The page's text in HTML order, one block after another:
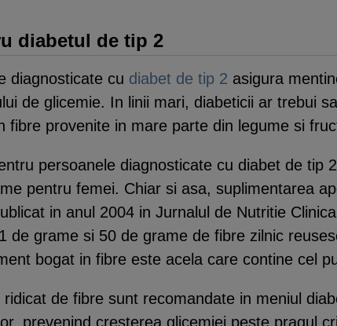
diabetul de tip 2
diagnosticate cu diabet de tip 2 asigura
de glicemie. In linii mari, diabeticii ar trebui
fibre provenite in mare parte din legume si
persoanele diagnosticate cu diabet de tip
pentru femei. Chiar si asa, suplimentarea
in anul 2004 in Jurnalul de Nutritie
de grame si 50 de grame de fibre zilnic
bogat in fibre este acela care contine cel
de fibre sunt recomandate in meniul
prevenind cresterea glicemiei peste pragul